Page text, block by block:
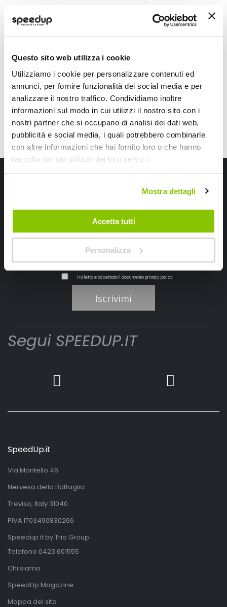
Questo sito web utilizza i cookie
Utilizziamo i cookie per personalizzare contenuti ed
annunci, per fornire funzionalità dei social media e per
analizzare il nostro traffico. Condividiamo inoltre
informazioni sul modo in cui utilizzi il nostro sito con i
nostri partner che si occupano di analisi dei dati web,
pubblicità e social media, i quali potrebbero combinarle
con altre informazioni che hai fornito loro o che hanno
raccolto dal tuo utilizzo dei loro servizi.
Mostra dettagli
Accetta tutti
Personalizza
Installazione Mascherina 2 din Chevrolet Cruze 2013>
Nero/Argento
Prezzo
speciale
58,40 € -44%
Spedizione gratuita!
Installazione
Nero lucido
speciale
Iscriviti alla newsletter Speedup
Ricevi subito uno sconto del 10% per il tuo primo acquisto online!
Ho letto e accettato il documentoprivacy policy
Iscrivimi
Segui SPEEDUP.IT
SpeedUp.it
Via Montello 46
Nervesa della Battaglia
Treviso, Italy 31040
PIVA IT03490830266
Speedup.it by Trio Group
Telefono 0423.601555
Chi siamo
SpeedUp Magazine
Mappa del sito